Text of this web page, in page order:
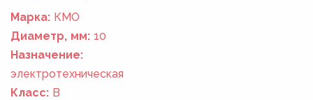
Марка: КМО
Диаметр, мм: 10
Назначение:
электротехническая
Класс: В